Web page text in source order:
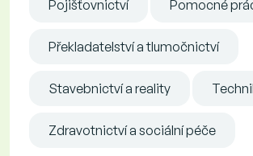
Pojišťovnictví Pomocné
Překladatelství a tlumočnictví
Stavebnictví a reality
Zdravotnictví a sociální péče